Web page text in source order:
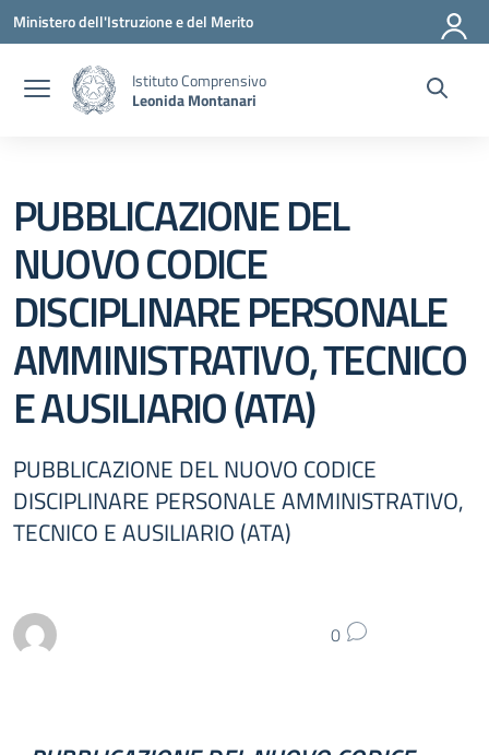
Vai ai contenuti
Vai al menu di navigazione
Vai al footer
Ministero dell'Istruzione e del Merito
Istituto Comprensivo
Leonida Montanari
PUBBLICAZIONE DEL
NUOVO CODICE
DISCIPLINARE PERSONALE
AMMINISTRATIVO, TECNICO
E AUSILIARIO (ATA)
PUBBLICAZIONE DEL NUOVO CODICE
DISCIPLINARE PERSONALE AMMINISTRATIVO,
TECNICO E AUSILIARIO (ATA)
0